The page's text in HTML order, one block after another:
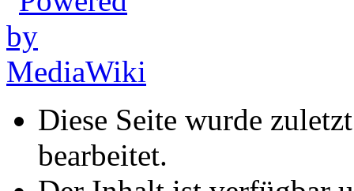
Diese Seite wurde
bearbeitet.